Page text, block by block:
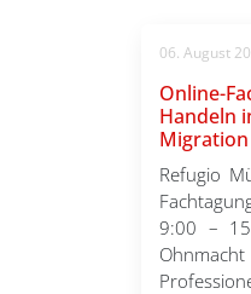
06. August
Online-
Handeln
Refugio
9:00 –